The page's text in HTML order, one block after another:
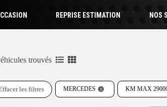
REPRISE ESTIMATION NOS
trouvés
MERCEDES
les filtres KM MAX